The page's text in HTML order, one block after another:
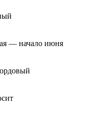
— начало июня